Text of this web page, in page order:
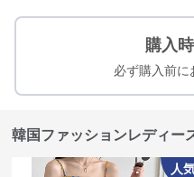
購入
必ず購入前に
韓国ファッションレディー
人